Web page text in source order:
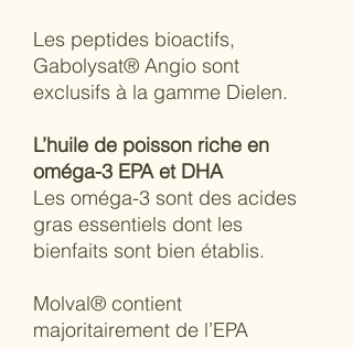
Les peptides bioactifs,
Gabolysat® Angio sont
exclusifs à la gamme Dielen.
L’huile de poisson riche en
oméga-3 EPA et DHA
Les oméga-3 sont des acides
gras essentiels dont les
bienfaits sont bien établis.
Molval® contient
majoritairement de l’EPA